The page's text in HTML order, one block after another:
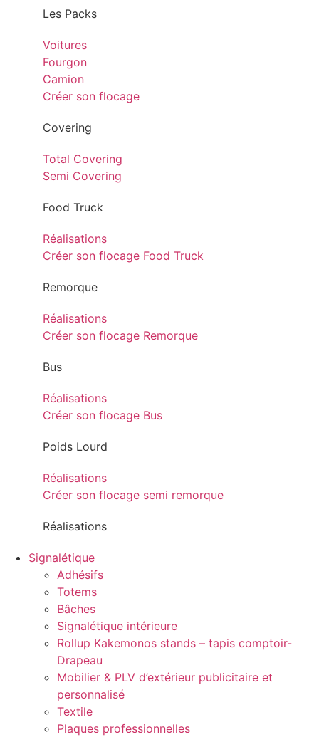
Les Packs
Voitures
Fourgon
Camion
Créer son flocage
Covering
Total Covering
Semi Covering
Food Truck
Réalisations
Créer son flocage Food Truck
Remorque
Réalisations
Créer son flocage Remorque
Bus
Réalisations
Créer son flocage Bus
Poids Lourd
Réalisations
Créer son flocage semi remorque
Réalisations
Signalétique
Adhésifs
Totems
Bâches
Signalétique intérieure
Rollup Kakemonos stands – tapis comptoir-
Drapeau
Mobilier & PLV d’extérieur publicitaire et
personnalisé
Textile
Plaques professionnelles